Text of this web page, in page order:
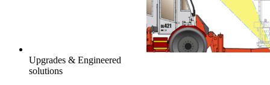
Upgrades & Engineered
solutions